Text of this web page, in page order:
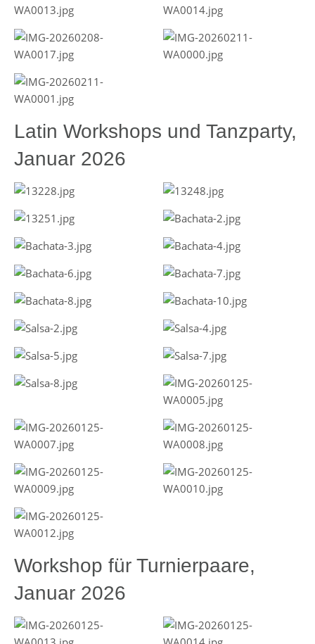
Latin Workshops und Tanzparty,
Januar 2026
Workshop für Turnierpaare,
Januar 2026